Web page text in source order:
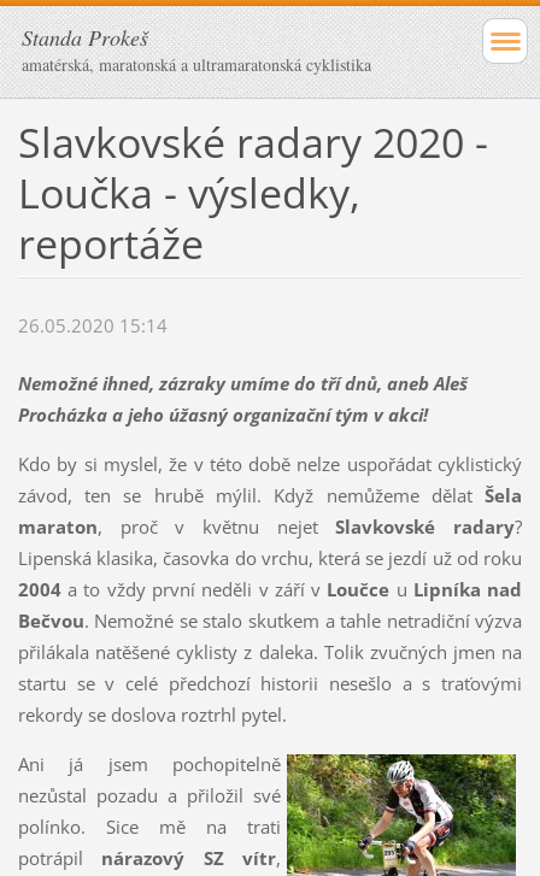
Standa Prokeš
amatérská, maratonská a ultramaratonská cyklistika
Slavkovské radary 2020 -
Loučka - výsledky,
reportáže
26.05.2020 15:14
Nemožné ihned, zázraky umíme do tří dnů, aneb Aleš
Procházka a jeho úžasný organizační tým v akci!
Kdo by si myslel, že v této době nelze uspořádat cyklistický
závod, ten se hrubě mýlil. Když nemůžeme dělatŠela
maraton, proč v květnu nejetSlavkovské radary?
Lipenská klasika, časovka do vrchu, která se jezdí už od roku
2004a to vždy první neděli v září v Loučce u Lipníka nad
Bečvou. Nemožné se stalo skutkem a tahle netradiční výzva
přilákala natěšené cyklisty z daleka. Tolik zvučných jmen na
startu se v celé předchozí historii nesešlo a s traťovými
rekordy se doslova roztrhl pytel.
Ani já jsem pochopitelně
nezůstal pozadu a přiložil své
polínko. Sice mě na trati
potrápil nárazový SZ vítr,